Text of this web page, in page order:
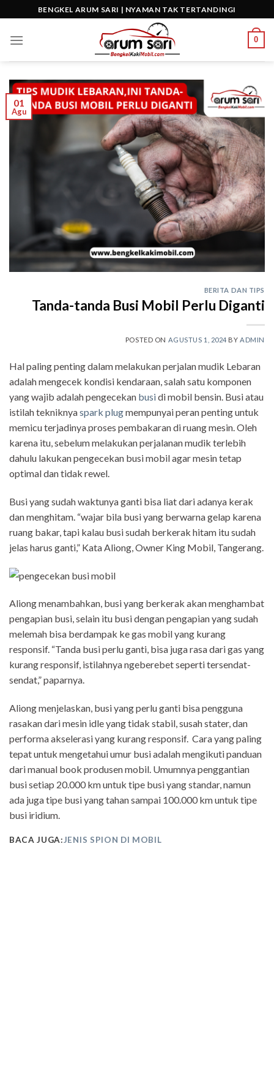
to
content
BENGKEL ARUM SARI | NYAMAN TAK TERTANDINGI
0
01
Agu
BERITA DAN TIPS
Tanda-tanda Busi Mobil Perlu Diganti
POSTED ON AGUSTUS 1, 2024 BYADMIN
Hal paling penting dalam melakukan perjalan mudik Lebaran
adalah mengecek kondisi kendaraan, salah satu komponen
yang wajib adalah pengecekan busidi mobil bensin. Busi atau
istilah tekniknyaspark plugmempunyai peran penting untuk
memicu terjadinya proses pembakaran di ruang mesin. Oleh
karena itu, sebelum melakukan perjalanan mudik terlebih
dahulu lakukan pengecekan busi mobil agar mesin tetap
optimal dan tidak rewel.
Busi yang sudah waktunya ganti bisa liat dari adanya kerak
dan menghitam. “wajar bila busi yang berwarna gelap karena
ruang bakar, tapi kalau busi sudah berkerak hitam itu sudah
jelas harus ganti,” Kata Aliong, Owner King Mobil, Tangerang.
Aliong menambahkan, busi yang berkerak akan menghambat
pengapian busi, selain itu busi dengan pengapian yang sudah
melemah bisa berdampak ke gas mobil yang kurang
responsif. “Tanda busi perlu ganti, bisa juga rasa dari gas yang
kurang responsif, istilahnya ngeberebet seperti tersendat-
sendat,” paparnya.
Aliong menjelaskan, busi yang perlu ganti bisa pengguna
rasakan dari mesin idle yang tidak stabil, susah stater, dan
performa akselerasi yang kurang responsif. Cara yang paling
tepat untuk mengetahui umur busi adalah mengikuti panduan
dari manual book produsen mobil. Umumnya penggantian
busi setiap 20.000 km untuk tipe busi yang standar, namun
ada juga tipe busi yang tahan sampai 100.000 km untuk tipe
busi iridium.
BACA JUGA:JENIS SPION DI MOBIL